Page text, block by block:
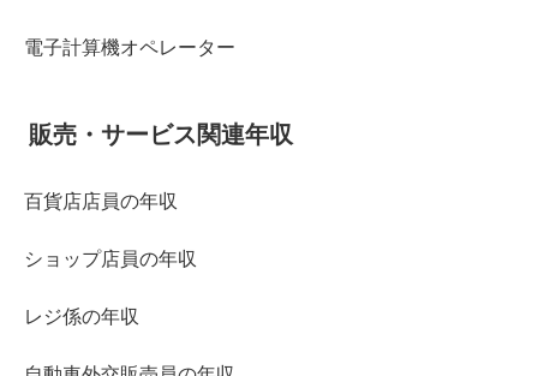
電子計算機オペレーター
販売・サービス関連年収
百貨店店員の年収
ショップ店員の年収
レジ係の年収